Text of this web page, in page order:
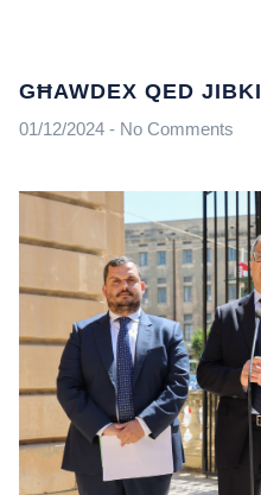
GĦAWDEX QED JIBKI
01/12/2024 No Comments